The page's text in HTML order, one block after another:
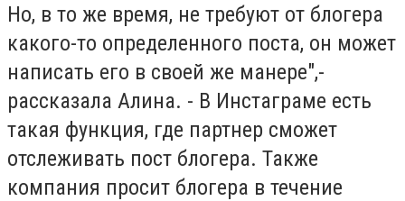
Но, в то же время, не требуют от блогера
какого-то определенного поста, он может
написать его в своей же манере",-
рассказала Алина. - В Инстаграме есть
такая функция, где партнер сможет
отслеживать пост блогера. Также
компания просит блогера в течение